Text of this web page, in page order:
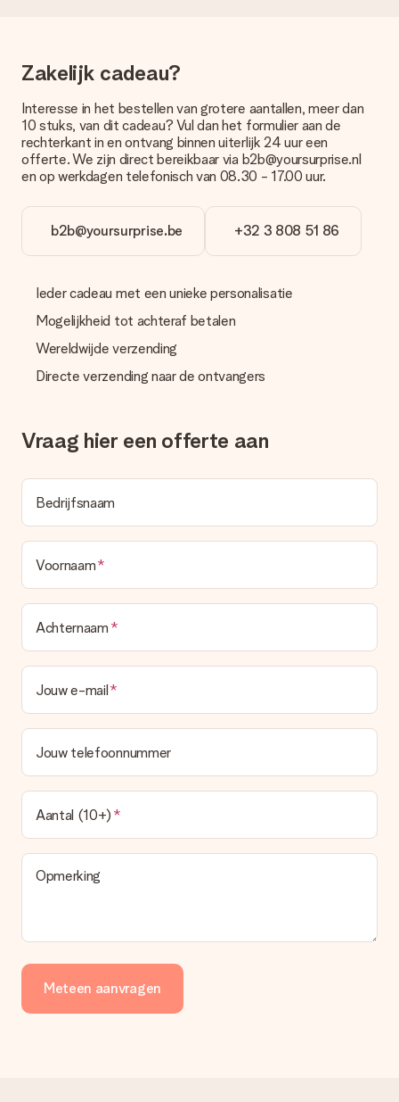
Hoe kan ik mijn bestelling betalen?
Wij bieden de volgende betaalmethodes aan: iDeal, Paypal,
creditcard of handmatige overboeking. Hou bij handmatige
overboeking wel rekening met 3 dagen extra levertijd van je
cadeau.
Cadeau ontvangen
We vinden het erg vervelend als je cadeau niet naar wens is
geleverd. Je kunt hiervoor contact opnemen met onze
klantenservice, zij helpen je graag bij het vinden van een
Wordt de factuur met de bestelling meegestuurd?
Er wordt geen factuur meegestuurd bij je bestelling. Je
ontvangt deze bij de bevestiging van de verzending en je kunt
deze ook altijd terugvinden in jouw MySurprise. Je kunt dus
het echt een verrassing!
Zakelijk cadeau?
Interesse in het bestellen van grotere aantallen, meer dan
10 stuks, van dit cadeau? Vul dan het formulier aan de
rechterkant in en ontvang binnen uiterlijk 24 uur een
offerte. We zijn direct bereikbaar via b2b@yoursurprise.nl
en op werkdagen telefonisch van 08.30 - 17.00 uur.
b2b@yoursurprise.be +32 3 808 51 86
Ieder cadeau met een unieke personalisatie
Mogelijkheid tot achteraf betalen
Wereldwijde verzending
Directe verzending naar de ontvangers
Vraag hier een offerte aan
Bedrijfsnaam
Voornaam
Achternaam
Jouw e-mail
Jouw telefoonnummer
Aantal (10+)
Opmerking
Meteen aanvragen